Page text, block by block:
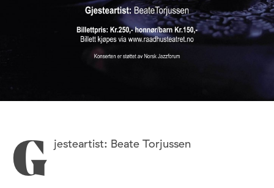
G jesteartist: Beate Torjussen